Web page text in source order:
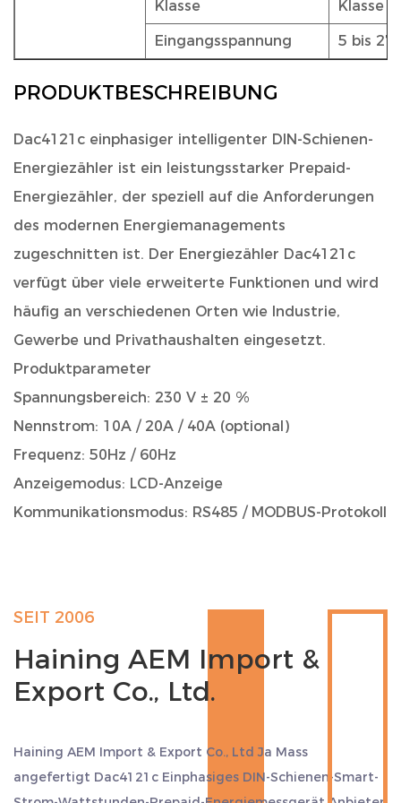
Klasse Klasse
Eingangsspannung 5 bis 27
PRODUKTBESCHREIBUNG
Dac4121c einphasiger intelligenter DIN-Schienen-
Energiezähler ist ein leistungsstarker Prepaid-
Energiezähler, der speziell auf die Anforderungen
des modernen Energiemanagements
zugeschnitten ist. Der Energiezähler Dac4121c
verfügt über viele erweiterte Funktionen und wird
häufig an verschiedenen Orten wie Industrie,
Gewerbe und Privathaushalten eingesetzt.
Produktparameter
Spannungsbereich: 230 V ± 20 %
Nennstrom: 10A / 20A / 40A (optional)
Frequenz: 50Hz / 60Hz
Anzeigemodus: LCD-Anzeige
Kommunikationsmodus: RS485 / MODBUS-Protokoll
Abmessungen: 90 mm (Höhe) × 60 mm (Breite) × 70
mm (Tiefe)
Anwendungsumfang und -szenarien
Stromverbrauchsumgebungen gerecht zu werden,
und wird häufig in den folgenden Bereichen
SEIT 2006
Haining AEM Import &
Export Co., Ltd.
Haining AEM Import & Export Co., Ltd Ja Mass
angefertigt Dac4121c Einphasiges DIN-Schienen-Smart-